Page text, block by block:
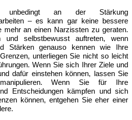
an der Stärkung
– es kann gar keine bessere
mehr an einen Narzissten zu geraten.
und selbstbewusst auftreten, wenn
Stärken genauso kennen wie Ihre
unterliegen Sie nicht so leicht
Wenn Sie sich Ihrer Ziele und
dafür einstehen können, lassen Sie
Wenn Sie für Ihre
Entscheidungen kämpfen und sich
können, entgehen Sie eher einer